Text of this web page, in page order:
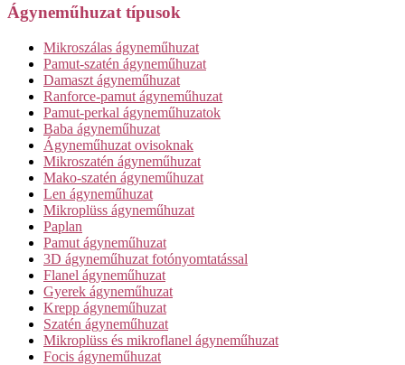
Ágyneműhuzat típusok
Mikroszálas ágyneműhuzat
Pamut-szatén ágyneműhuzat
Damaszt ágyneműhuzat
Ranforce-pamut ágyneműhuzat
Pamut-perkal ágyneműhuzatok
Baba ágyneműhuzat
Ágyneműhuzat ovisoknak
Mikroszatén ágyneműhuzat
Mako-szatén ágyneműhuzat
Len ágyneműhuzat
Mikroplüss ágyneműhuzat
Paplan
Pamut ágyneműhuzat
3D ágyneműhuzat fotónyomtatással
Flanel ágyneműhuzat
Gyerek ágyneműhuzat
Krepp ágyneműhuzat
Szatén ágyneműhuzat
Mikroplüss és mikroflanel ágyneműhuzat
Focis ágyneműhuzat